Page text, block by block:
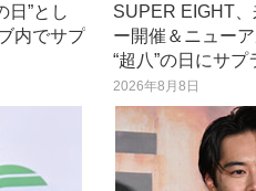
日”とし
内でサプ
SUPER EIGHT
ー開催＆ニュー
“超八”の日にサプ
2026年8月8日